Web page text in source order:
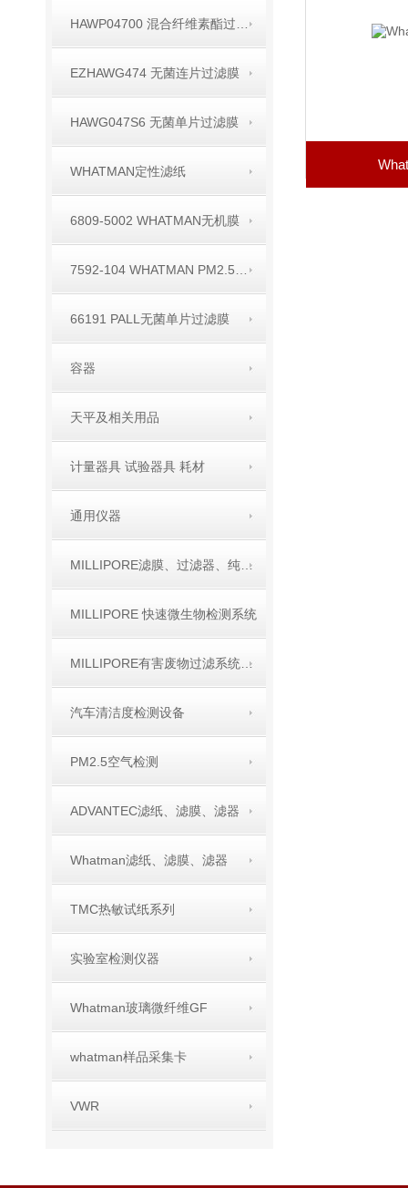
EZHAWG474 无菌连片过滤膜
HAWG047S6 无菌单片过滤膜
WHATMAN定性滤纸
6809-5002 WHATMAN无机膜
66191 PALL无菌单片过滤膜
容器
天平及相关用品
计量器具 试验器具 耗材
通用仪器
MILLIPORE滤膜、过滤器、纯水产品
MILLIPORE 快速微生物检测系统
MILLIPORE有害废物过滤系统TCLP产品
汽车清洁度检测设备
PM2.5空气检测
ADVANTEC滤纸、滤膜、滤器
Whatman滤纸、滤膜、滤器
TMC热敏试纸系列
实验室检测仪器
Whatman玻璃微纤维GF
whatman样品采集卡
VWR